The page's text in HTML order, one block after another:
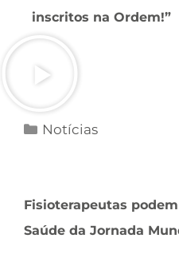
inscritos na Ordem!”
Notícias
Fisioterapeutas
Saúde da Jornada